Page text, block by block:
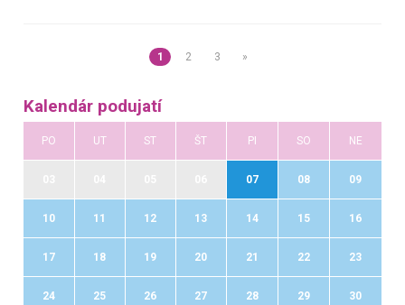
1 2 3 »
Kalendár podujatí
PO UT ST ŠT PI SO NE
07 08 09
10 11 12 13 14 15 16
17 18 19 20 21 22 23
24 25 26 27 28 29 30